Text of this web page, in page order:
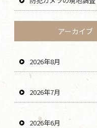
アーカイブ
2026年8月
2026年7月
2026年6月